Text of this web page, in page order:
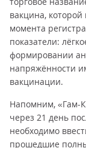
вакцина,
момента
показатели:
формировании
напряжённости
вакцинации.
Напомним, «Гам-
через 21 день
необходимо
прошедшие